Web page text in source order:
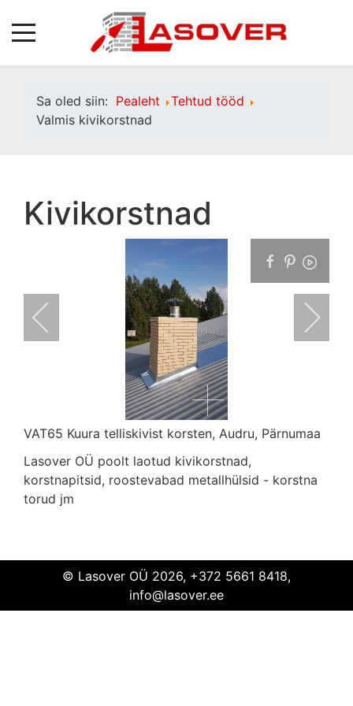
Sa oled siin: Pealeht
Tehtud tööd
Valmis kivikorstnad
Kivikorstnad
VAT65 Kuura telliskivist korsten, Audru, Pärnumaa
VAT65 Kuura telliskivist korsten Audru
Lasover OÜ poolt laotud kivikorstnad,
korstnapitsid, roostevabad metallhülsid - korstna
torud jm
© Lasover OÜ 2026, +372 5661 8418,
info@lasover.ee